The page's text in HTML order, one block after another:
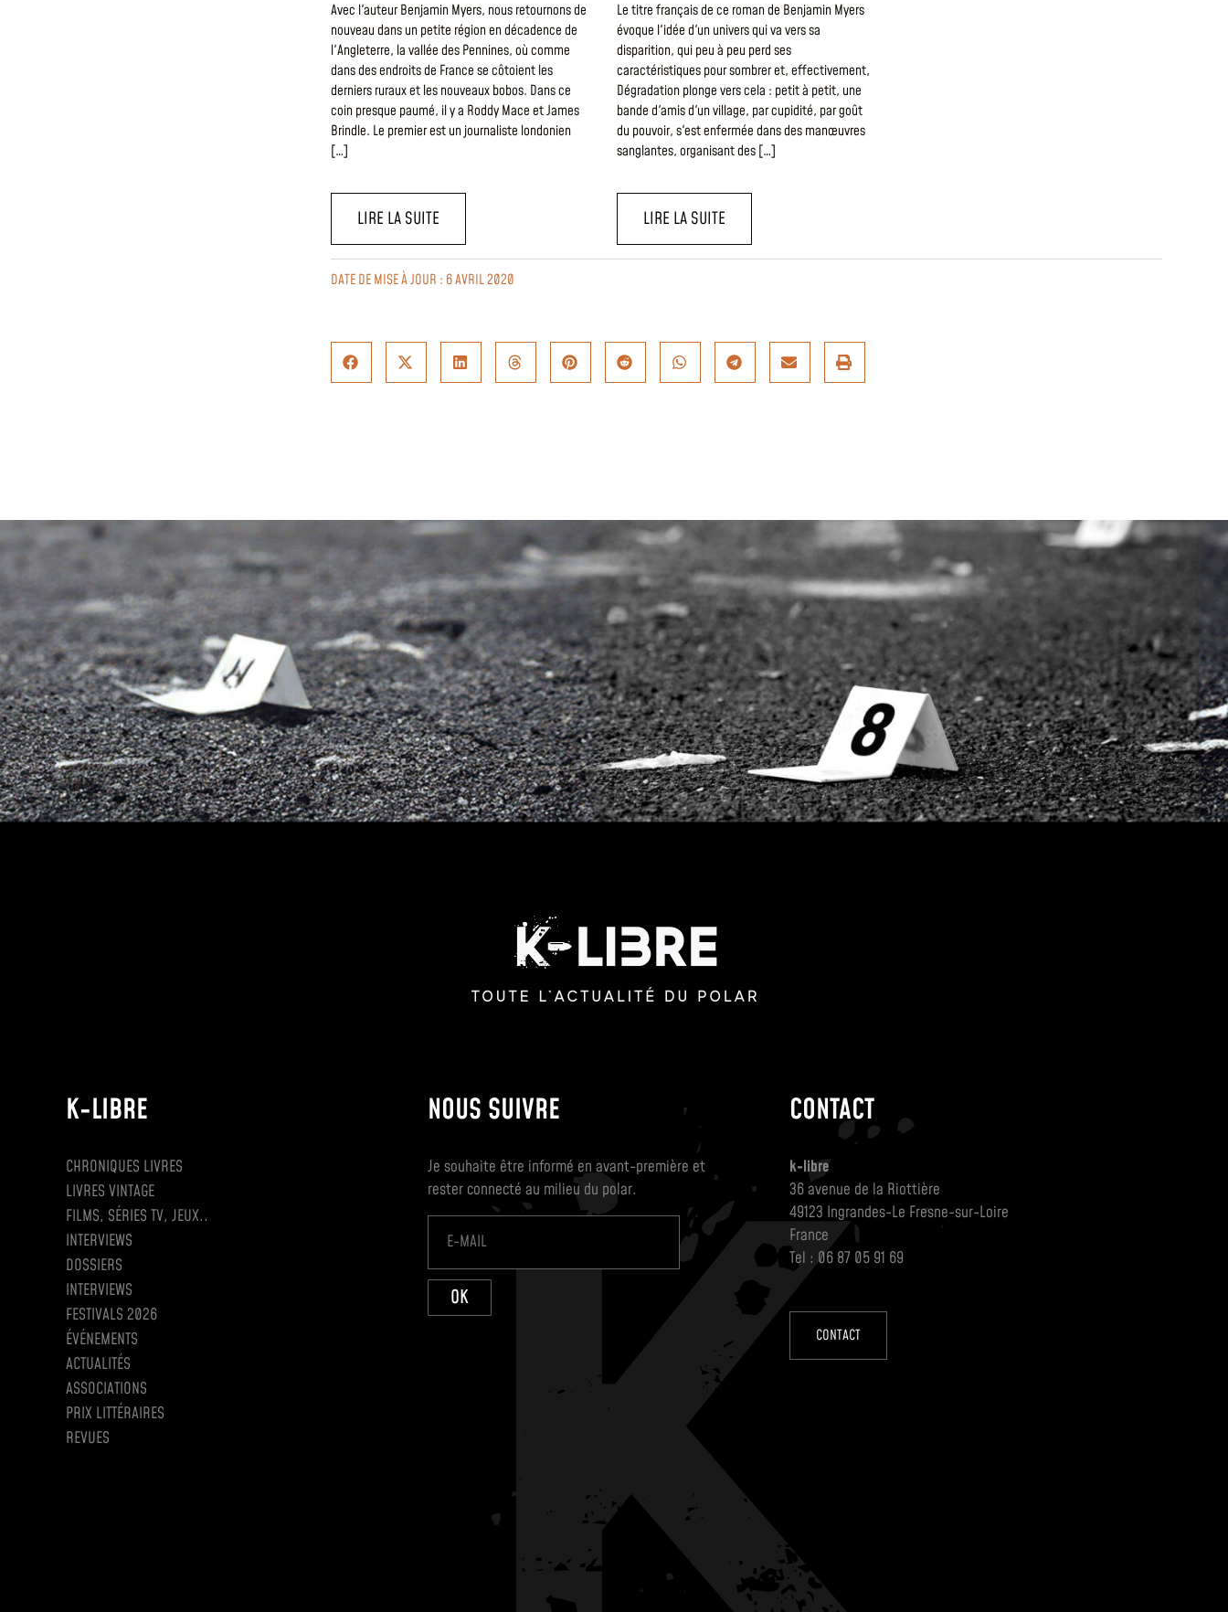
Avec l'auteur Benjamin Myers, nous retournons de
nouveau dans un petite région en décadence de
l'Angleterre, la vallée des Pennines, où comme
dans des endroits de France se côtoient les
derniers ruraux et les nouveaux bobos. Dans ce
coin presque paumé, il y a Roddy Mace et James
Brindle. Le premier est un journaliste londonien
[…]
LIRE LA SUITE
Le titre français de ce roman de Benjamin Myers
évoque l'idée d'un univers qui va vers sa
disparition, qui peu à peu perd ses
caractéristiques pour sombrer et, effectivement,
Dégradation plonge vers cela : petit à petit, une
bande d'amis d'un village, par cupidité, par goût
du pouvoir, s'est enfermée dans des manœuvres
sanglantes, organisant des […]
LIRE LA SUITE
DATE DE MISE À JOUR : 6 AVRIL 2020
K-LIBRE
CHRONIQUES LIVRES
LIVRES VINTAGE
FILMS, SÉRIES TV, JEUX..
INTERVIEWS
DOSSIERS
INTERVIEWS
FESTIVALS 2026
ÉVÉNEMENTS
ACTUALITÉS
ASSOCIATIONS
PRIX LITTÉRAIRES
REVUES
NOUS SUIVRE
Je souhaite être informé en avant-première et
rester connecté au milieu du polar.
OK
CONTACT
k-libre
36 avenue de la Riottière
49123 Ingrandes-Le Fresne-sur-Loire
France
Tel : 06 87 05 91 69
CONTACT